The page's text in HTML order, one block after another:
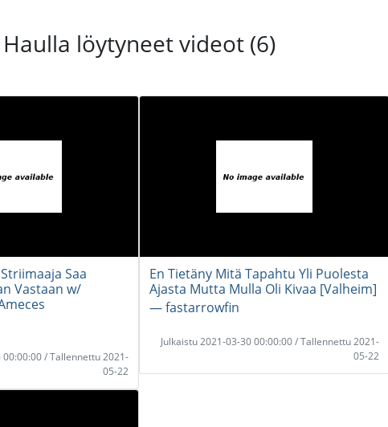
Haulla löytyneet videot (6)
Saa
Vastaan w/
00:00:00 / Tallennettu 2021-
05-22
En Tietäny Mitä Tapahtu Yli Puolesta
Ajasta Mutta Mulla Oli Kivaa [Valheim]
― fastarrowfin
Julkaistu 2021-03-30 00:00:00 / Tallennettu 2021-
05-22